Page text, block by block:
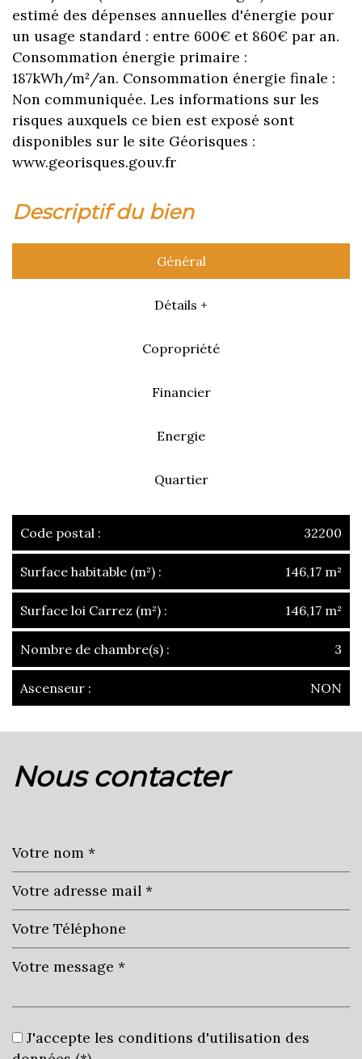
estimé des dépenses annuelles d'énergie pour
un usage standard : entre 600€ et 860€ par an.
Consommation énergie primaire :
187kWh/m²/an. Consommation énergie finale :
Non communiquée. Les informations sur les
risques auxquels ce bien est exposé sont
disponibles sur le site Géorisques :
www.georisques.gouv.fr
descriptif du bien
Général
Détails +
Copropriété
Financier
Energie
Quartier
Code postal : 32200
Surface habitable (m²) : 146,17 m²
Surface loi Carrez (m²) : 146,17 m²
Nombre de chambre(s) : 3
Ascenseur : NON
+
Collège
nous contacter
J'accepte les conditions d'utilisation des